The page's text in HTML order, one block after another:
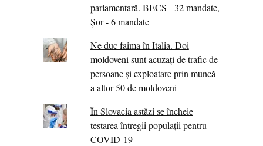
parlamentară. BECS - 32 mandate,
Șor - 6 mandate
Ne duc faima în Italia. Doi
moldoveni sunt acuzați de trafic de
persoane și exploatare prin muncă
a altor 50 de moldoveni
În Slovacia astăzi se încheie
testarea întregii populații pentru
COVID-19